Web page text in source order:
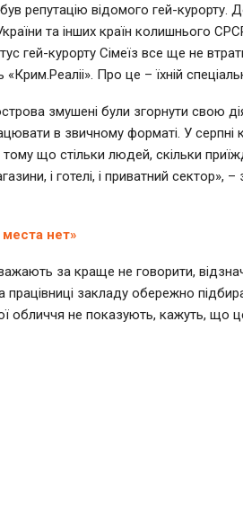
репутацію відомого гей-курорту.
та інших країн колишнього
гей-курорту Сімеїз все ще не
Про це – їхній
змушені були згорнути свою
в звичному форматі. У серпні
тому що стільки людей, скільки
і готелі, і приватний сектор», –
нет»
за краще не говорити,
закладу обережно
обличчя не показують, кажуть, що